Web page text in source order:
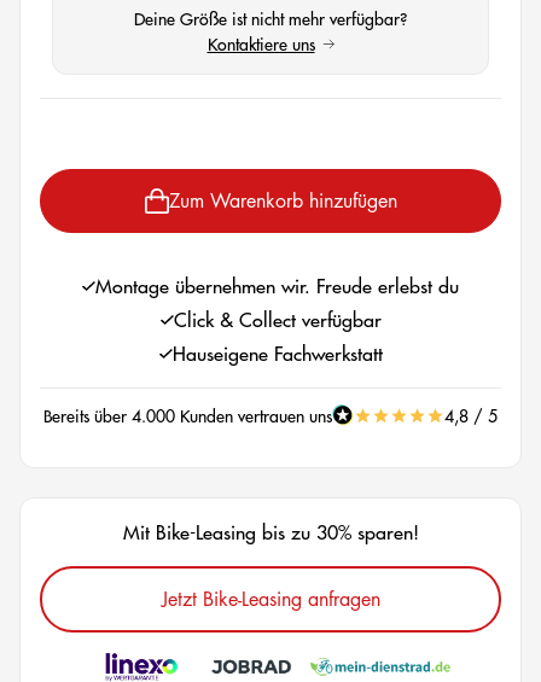
Deine Größe ist nicht mehr verfügbar?
Kontaktiere uns
(öffnet in neuem Tab)
Zum Warenkorb hinzufügen
Montage übernehmen wir. Freude erlebst du
Click & Collect verfügbar
Hauseigene Fachwerkstatt
Bereits über 4.000 Kunden vertrauen uns 4,8 / 5
Mit Bike-Leasing bis zu 30% sparen!
Jetzt Bike-Leasing anfragen